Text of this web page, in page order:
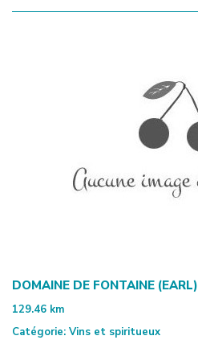
DOMAINE DE FONTAINE (EARL)
129.46 km
Catégorie: Vins et spiritueux